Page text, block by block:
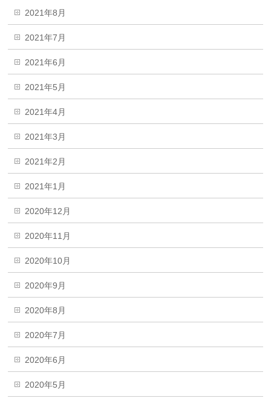
2021年8月
2021年7月
2021年6月
2021年5月
2021年4月
2021年3月
2021年2月
2021年1月
2020年12月
2020年11月
2020年10月
2020年9月
2020年8月
2020年7月
2020年6月
2020年5月